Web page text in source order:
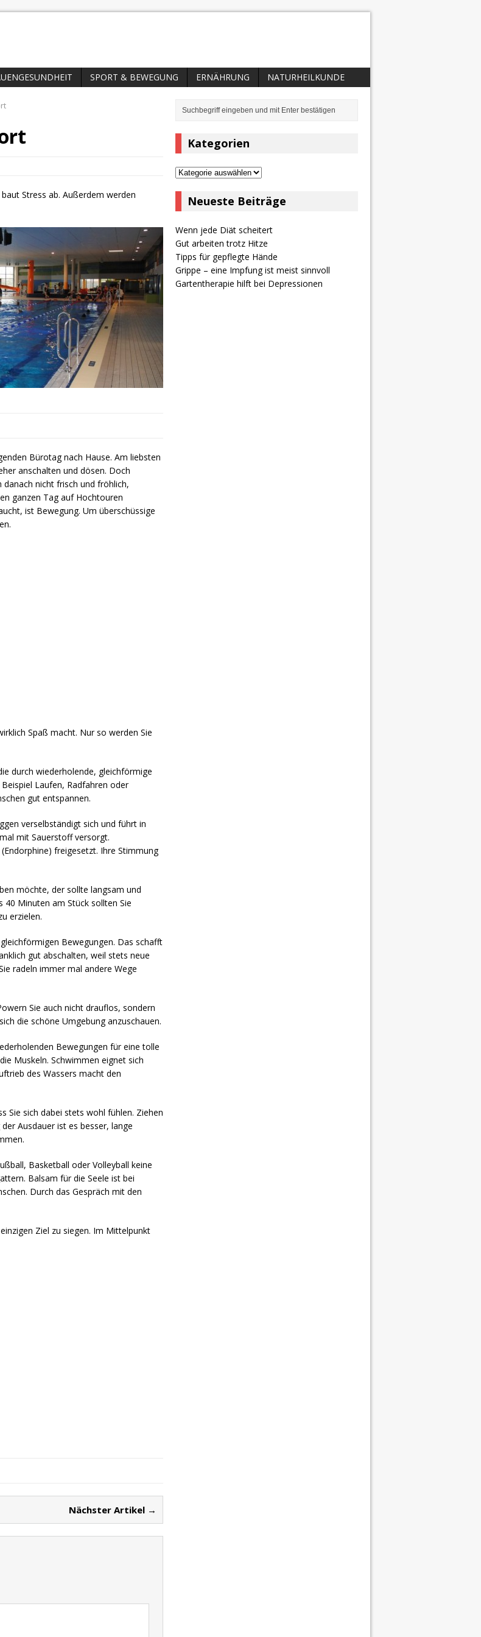
SPORT & BEWEGUNG ERNÄHRUNG NATURHEILKUNDE
Stress ab. Außerdem werden
Bürotag nach Hause. Am liebsten
anschalten und dösen. Doch
nicht frisch und fröhlich,
ganzen Tag auf Hochtouren
ist Bewegung. Um überschüssige
Spaß macht. Nur so werden Sie
durch wiederholende, gleichförmige
Laufen, Radfahren oder
gut entspannen.
verselbständigt sich und führt in
mit Sauerstoff versorgt.
freigesetzt. Ihre Stimmung
möchte, der sollte langsam und
40 Minuten am Stück sollten Sie
erzielen.
Bewegungen. Das schafft
gut abschalten, weil stets neue
radeln immer mal andere Wege
Sie auch nicht drauflos, sondern
die schöne Umgebung anzuschauen.
Bewegungen für eine tolle
Muskeln. Schwimmen eignet sich
des Wassers macht den
Sie sich dabei stets wohl fühlen. Ziehen
Ausdauer ist es besser, lange
Basketball oder Volleyball keine
Balsam für die Seele ist bei
Durch das Gespräch mit den
Ziel zu siegen. Im Mittelpunkt
Nächster Artikel →
Kategorien
Kategorien
Neueste Beiträge
Wenn jede Diät scheitert
Gut arbeiten trotz Hitze
Tipps für gepflegte Hände
Grippe – eine Impfung ist meist sinnvoll
Gartentherapie hilft bei Depressionen